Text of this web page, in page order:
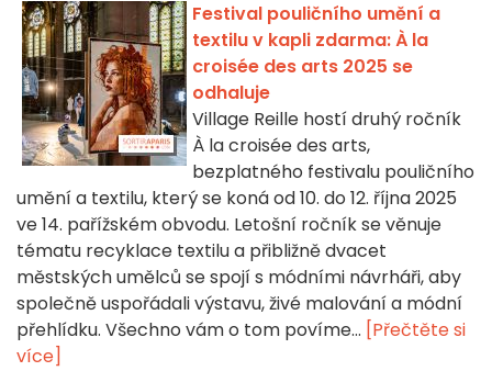
Festival pouličního umění a
textilu v kapli zdarma: À la
croisée des arts 2025 se
odhaluje
Village Reille hostí druhý ročník
À la croisée des arts,
bezplatného festivalu pouličního
umění a textilu, který se koná od 10. do 12. října 2025
ve 14. pařížském obvodu. Letošní ročník se věnuje
tématu recyklace textilu a přibližně dvacet
městských umělců se spojí s módními návrháři, aby
společně uspořádali výstavu, živé malování a módní
přehlídku. Všechno vám o tom povíme... [Přečtěte si
více]